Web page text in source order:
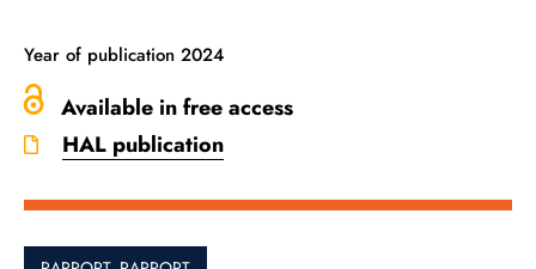
Year of publication 2024
Available in free access
HAL publication